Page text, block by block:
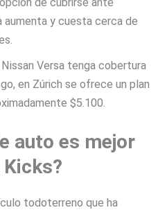
aumenta y cuesta cerca de
Versa tenga cobertura
en Zúrich se ofrece un plan
$5.100.
auto es mejor
todoterreno que ha